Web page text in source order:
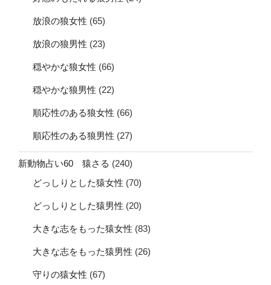
放浪の狼女性 (65)
放浪の狼男性 (23)
穏やかな狼女性 (66)
穏やかな狼男性 (22)
順応性のある狼女性 (66)
順応性のある狼男性 (27)
新動物占い60 猿さる (240)
どっしりとした猿女性 (70)
どっしりとした猿男性 (20)
大きな志をもった猿女性 (83)
大きな志をもった猿男性 (26)
守りの猿女性 (67)